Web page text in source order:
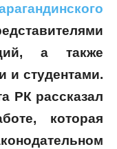
а также
и студентами.
РК рассказал
которая